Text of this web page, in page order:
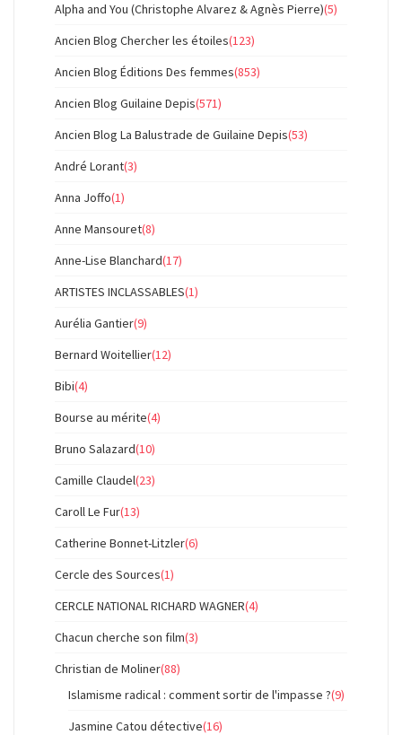
Alpha and You (Christophe Alvarez & Agnès Pierre)(5)
Ancien Blog Chercher les étoiles(123)
Ancien Blog Éditions Des femmes(853)
Ancien Blog Guilaine Depis(571)
Ancien Blog La Balustrade de Guilaine Depis(53)
André Lorant(3)
Anna Joffo(1)
Anne Mansouret(8)
Anne-Lise Blanchard(17)
ARTISTES INCLASSABLES(1)
Aurélia Gantier(9)
Bernard Woitellier(12)
Bibi(4)
Bourse au mérite(4)
Bruno Salazard(10)
Camille Claudel(23)
Caroll Le Fur(13)
Catherine Bonnet-Litzler(6)
Cercle des Sources(1)
CERCLE NATIONAL RICHARD WAGNER(4)
Chacun cherche son film(3)
Christian de Moliner(88)
Islamisme radical : comment sortir de l'impasse ?(9)
Jasmine Catou détective(16)